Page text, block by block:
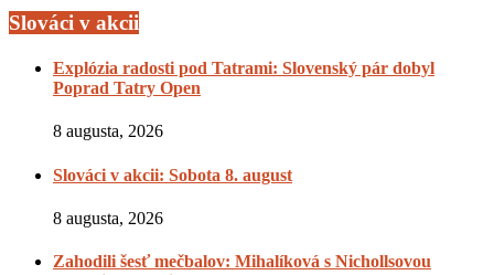
Slováci v akcii
Explózia radosti pod Tatrami: Slovenský pár dobyl
Poprad Tatry Open
8 augusta, 2026
Slováci v akcii: Sobota 8. august
8 augusta, 2026
Zahodili šesť mečbalov: Mihalíková s Nichollsovou